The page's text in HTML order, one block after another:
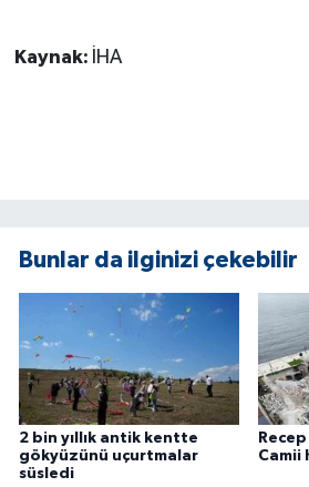
Kaynak: İHA
Bunlar da ilginizi çekebilir
2 bin yıllık antik kentte
gökyüzünü uçurtmalar
süsledi
Camii